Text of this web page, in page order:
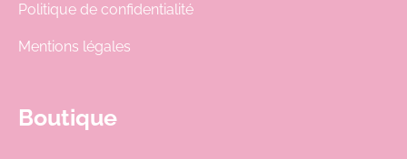
Politique de confidentialité
Mentions légales
Boutique